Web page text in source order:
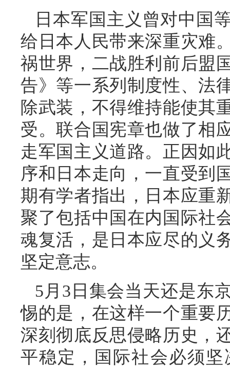
日本军国主义曾对中国
给日本人民带来深重灾难
祸世界，二战胜利前后盟
告》等一系列制度性、法
除武装，不得维持能使其
受。联合国宪章也做了相
走军国主义道路。正因如
序和日本走向，一直受到
期有学者指出，日本应重
聚了包括中国在内国际社
魂复活，是日本应尽的义
坚定意志。
5月3日集会当天还是东
惕的是，在这样一个重要
深刻彻底反思侵略历史，
平稳定，国际社会必须